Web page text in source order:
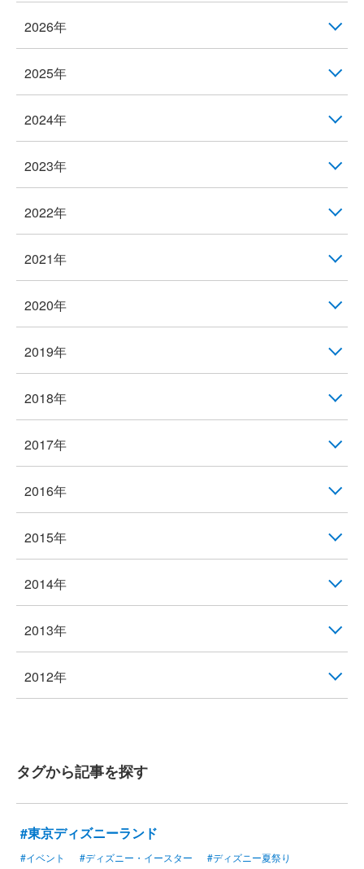
2026年
2025年
2024年
2023年
2022年
2021年
2020年
2019年
2018年
2017年
2016年
2015年
2014年
2013年
2012年
タグから記事を探す
#東京ディズニーランド
#イベント #ディズニー・イースター
#ディズニー夏祭り